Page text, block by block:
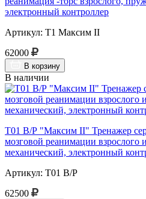
электронный контроллер
Артикул: Т1 Максим II
62000
В корзину
В наличии
Т01 В/Р "Максим II" Тренажер
мозговой реанимации взрослого
механический, электронный
Артикул: Т01 В/Р
62500